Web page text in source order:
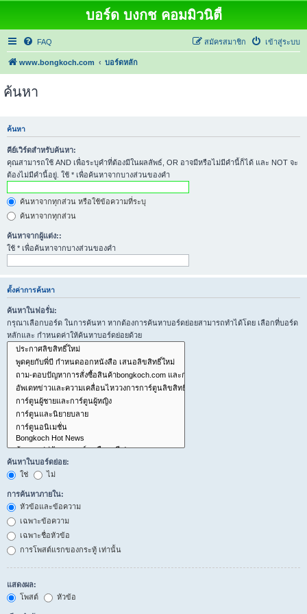
บอร์ด บงกช คอมมิวนิตี้
FAQ เข้าสู่ระบบ
สมัครสมาชิก
www.bongkoch.com บอร์ดหลัก
ค้นหา
ค้นหา
คีย์เวิร์ดสำหรับค้นหา:
คุณสามารถใช้ AND เพื่อระบุคำที่ต้องมีในผลลัพธ์, OR อาจมีหรือไม่มีคำนี้ก็ได้ และ NOT จะ
ต้องไม่มีคำนี้อยู่. ใช้ * เพื่อค้นหาจากบางส่วนของคำ
ค้นหาจากทุกส่วน หรือใช้ข้อความที่ระบุ
ค้นหาจากทุกส่วน
ค้นหาจากผู้แต่ง::
ใช้ * เพื่อค้นหาจากบางส่วนของคำ
ตั้งค่าการค้นหา
ค้นหาในฟอรั่ม:
กรุณาเลือกบอร์ด ในการค้นหา หากต้องการค้นหาบอร์ดย่อยสามารถทำได้โดย เลือกที่บอร์ด
หลักและ กำหนดค่าให้ค้นหาบอร์ดย่อยด้วย
ค้นหาในบอร์ดย่อย:
ใช่
ไม่
การค้นหาภายใน:
หัวข้อและข้อความ
เฉพาะข้อความ
เฉพาะชื่อหัวข้อ
การโพสต์แรกของกระทู้ เท่านั้น
แสดงผล:
โพสต์
หัวข้อ